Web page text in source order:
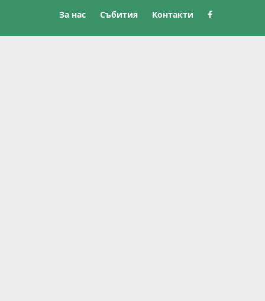
За нас Събития Контакти